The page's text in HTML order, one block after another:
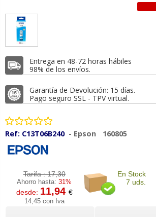
Entrega en 48-72 horas hábiles
98% de los envíos.
Garantía de Devolución: 15 días.
Pago seguro SSL - TPV virtual.
Ref: C13T06B240 - Epson 160805
Tarifa :17,30
Ahorro hasta:31%
desde: 11,94 €
14,45 con Iva
En Stock
7 uds.